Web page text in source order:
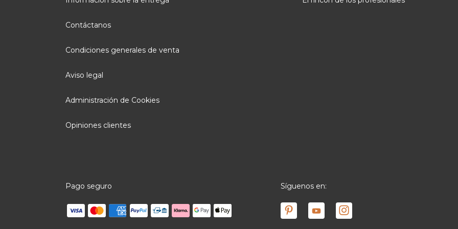
Contáctanos
Condiciones generales de venta
Aviso legal
Administración de Cookies
Opiniones clientes
Pago seguro Síguenos en: